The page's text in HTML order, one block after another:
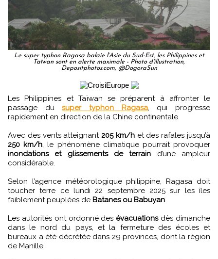
Le super typhon Ragasa balaie l’Asie du Sud-Est, les Philippines et
Taïwan sont en alerte maximale - Photo d'illustration,
Depositphotos.com, @DogoraSun
Les Philippines et Taïwan se préparent à affronter le
passage dusuper typhon Ragasa, qui progresse
rapidement en direction de la Chine continentale.
Avec des vents atteignant 205 km/het des rafales jusqu’à
250 km/h, le phénomène climatique pourrait provoquer
inondations et glissements de terrain d’une ampleur
considérable.
Selon l’agence météorologique philippine, Ragasa doit
toucher terre ce lundi 22 septembre 2025 sur les îles
faiblement peuplées de Batanes ou Babuyan.
Les autorités ont ordonné des évacuationsdès dimanche
dans le nord du pays, et la fermeture des écoles et
bureaux a été décrétée dans 29 provinces, dont la région
de Manille.